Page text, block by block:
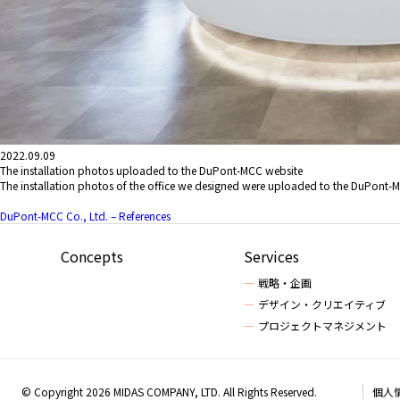
2022.09.09
The installation photos uploaded to the DuPont-MCC website
The installation photos of the office we designed were uploaded to the DuPont-
DuPont-MCC Co., Ltd. – References
Concepts Services
戦略・企画
デザイン・クリエイティブ
プロジェクトマネジメント
© Copyright 2026 MIDAS COMPANY, LTD. All Rights Reserved. 個人